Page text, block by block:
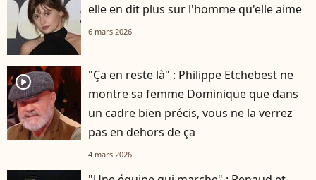
elle en dit plus sur l'homme qu'elle aime
6 mars 2026
player2
"Ça en reste là" : Philippe Etchebest ne
montre sa femme Dominique que dans
un cadre bien précis, vous ne la verrez
pas en dehors de ça
4 mars 2026